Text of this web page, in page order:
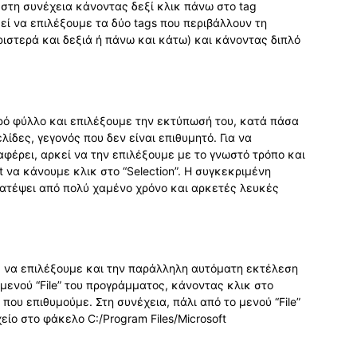
συνέχεια κάνοντας δεξί κλικ πάνω στο tag
να επιλέξουμε τα δύο tags που περιβάλλουν τη
και δεξιά ή πάνω και κάτω) και κάνοντας διπλό
φύλλο και επιλέξουμε την εκτύπωσή του, κατά πάσα
γεγονός που δεν είναι επιθυμητό. Για να
αρκεί να την επιλέξουμε με το γνωστό τρόπο και
κάνουμε κλικ στο “Selection”. Η συγκεκριμένη
από πολύ χαμένο χρόνο και αρκετές λευκές
επιλέξουμε και την παράλληλη αυτόματη εκτέλεση
“File” του προγράμματος, κάνοντας κλικ στο
επιθυμούμε. Στη συνέχεια, πάλι από το μενού “File”
στο φάκελο C:/Program Files/Microsoft